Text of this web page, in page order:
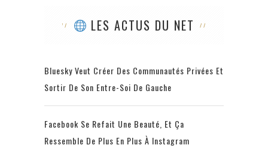
LES ACTUS DU NET
Bluesky Veut Créer Des Communautés Privées Et
Sortir De Son Entre-Soi De Gauche
Facebook Se Refait Une Beauté, Et Ça
Ressemble De Plus En Plus À Instagram